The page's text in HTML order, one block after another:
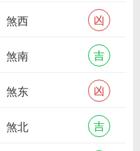
煞西 凶
煞南 吉
煞东 凶
煞北 吉